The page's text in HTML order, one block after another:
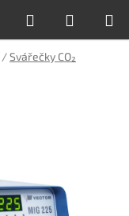
Hledat
KOŠÍK
/Svářečky CO₂